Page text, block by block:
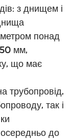
з днищем і
понад
мм,
що має
трубопровід,
так і
до